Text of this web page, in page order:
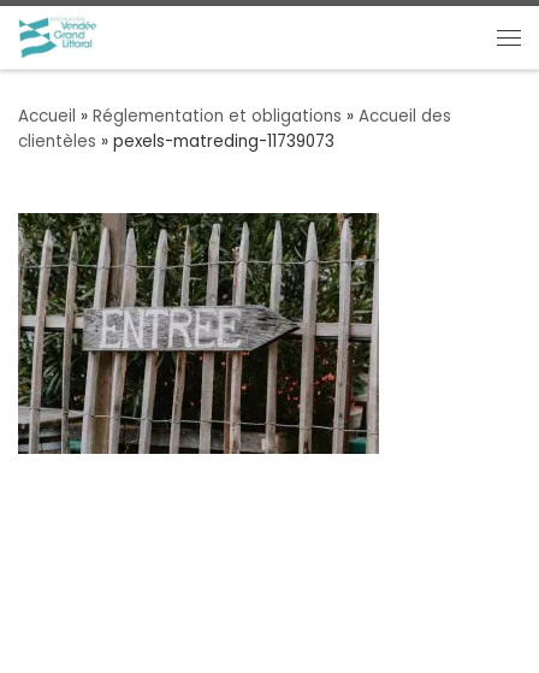
Passer au contenu
Accueil » Réglementation et obligations » Accueil des
clientèles » pexels-matreding-11739073